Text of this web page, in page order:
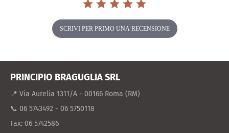
SCRIVI PER PRIMO UNA RECENSIONE
PRINCIPIO BRAGUGLIA SRL
📍 Via Aurelia 1311/A - 00166 Roma (RM)
📞 06 5743492 - 06 5750118
Fax: 06 5742586